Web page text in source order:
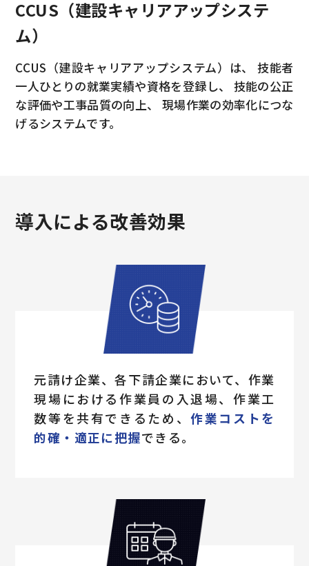
CCUS（建設キャリアアップシステ
ム）
CCUS（建設キャリアアップシステム）は、
技能者
一人ひとりの就業実績や資格を登録し、
技能の公正
な評価や工事品質の向上、
現場作業の効率化につな
げるシステムです。
導入による改善効果
元請け企業、各下請企業において、作業
現場における作業員の入退場、作業工
数等を共有できるため、作業コストを
的確・適正に把握できる。